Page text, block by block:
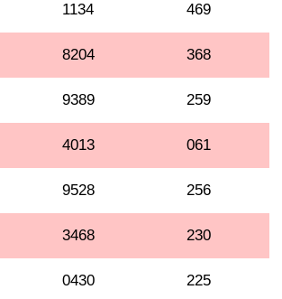
1134 469
8204 368
9389 259
4013 061
9528 256
3468 230
0430 225